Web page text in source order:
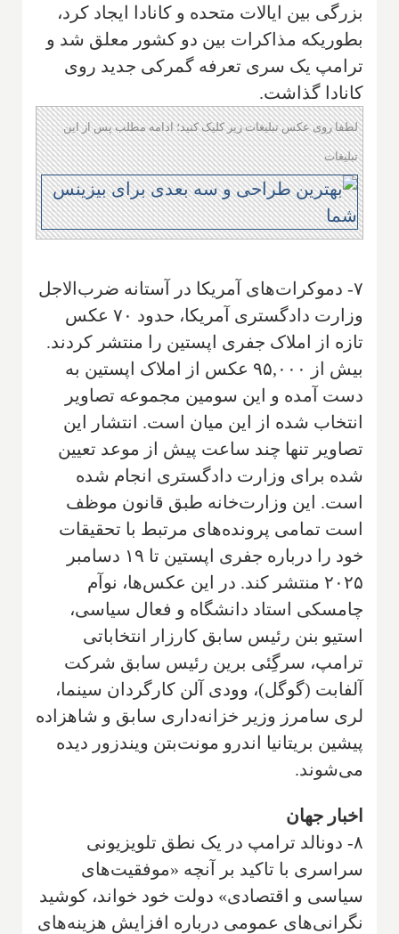
بزرگی بین ایالات متحده و کانادا ایجاد کرد،
بطوریکه مذاکرات بین دو کشور معلق شد و
ترامپ یک سری تعرفه گمرکی جدید روی
کانادا گذاشت.
لطفا روی عکس تبلیغات زیر کلیک کنید؛ ادامه مطلب پس از این
تبلیغات
۷- دموکرات‌های آمریکا در آستانه ضرب‌الاجل
وزارت دادگستری آمریکا، حدود ۷۰ عکس
تازه از املاک جفری اپستین را منتشر کردند.
بیش از ۹۵,۰۰۰ عکس از املاک اپستین به
دست آمده و این سومین مجموعه تصاویر
انتخاب شده از این میان است. انتشار این
تصاویر تنها چند ساعت پیش از موعد تعیین
شده برای وزارت دادگستری انجام شده
است. این وزارت‌خانه طبق قانون موظف
است تمامی پرونده‌های مرتبط با تحقیقات
خود را درباره جفری اپستین تا ۱۹ دسامبر
۲۰۲۵ منتشر کند. در این عکس‌ها، نوآم
چامسکی استاد دانشگاه و فعال سیاسی،
استیو بنن رئیس سابق کارزار انتخاباتی
ترامپ، سرگِئی برین رئیس سابق شرکت
آلفابت (گوگل)، وودی آلن کارگردان سینما،
لری سامرز وزیر خزانه‌داری سابق و شاهزاده
پیشین بریتانیا اندرو مونت‌بتن ویندزور دیده
می‌شوند.
اخبار جهان
۸- دونالد ترامپ در یک نطق تلویزیونی
سراسری با تاکید بر آنچه «موفقیت‌های
سیاسی و اقتصادی» دولت خود خواند، کوشید
نگرانی‌های عمومی درباره افزایش هزینه‌های